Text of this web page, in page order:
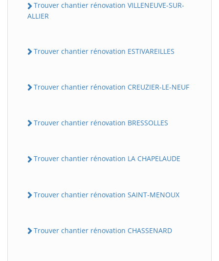
Trouver chantier rénovation VILLENEUVE-SUR-
ALLIER
Trouver chantier rénovation ESTIVAREILLES
Trouver chantier rénovation CREUZIER-LE-NEUF
Trouver chantier rénovation BRESSOLLES
Trouver chantier rénovation LA CHAPELAUDE
Trouver chantier rénovation SAINT-MENOUX
Trouver chantier rénovation CHASSENARD